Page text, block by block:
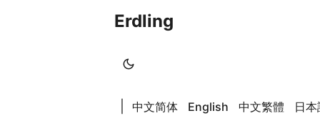
Erdling
中文简体 English 中文繁體 日